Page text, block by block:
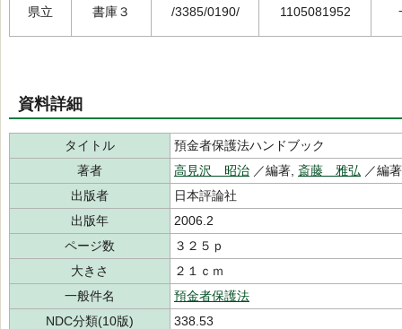
県立 書庫３ /3385/0190/ 1105081952
資料詳細
タイトル
預金者保護法ハンドブック
著者
高見沢 昭治 ／編著, 斎藤 雅弘 ／編
出版者
日本評論社
出版年
2006.2
ページ数
３２５ｐ
大きさ
２１ｃｍ
一般件名
預金者保護法
NDC分類(10版)
338.53